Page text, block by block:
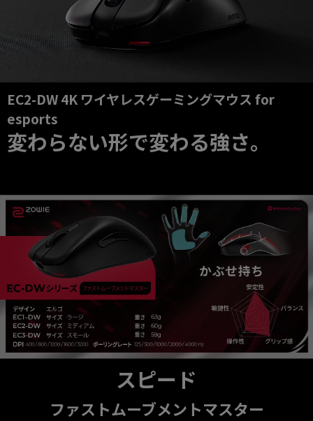
EC2-DW 4K ワイヤレスゲーミングマウス for
esports
変わらない形で変わる強さ。
スピード
ファストムーブメントマスター